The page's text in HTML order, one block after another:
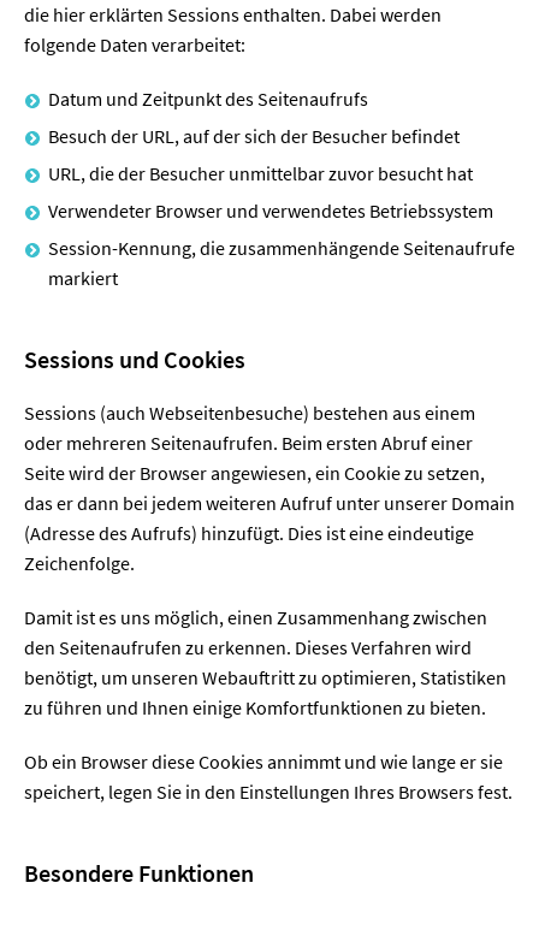
die hier erklärten Sessions enthalten. Dabei werden
folgende Daten verarbeitet:
Datum und Zeitpunkt des Seitenaufrufs
Besuch der URL, auf der sich der Besucher befindet
URL, die der Besucher unmittelbar zuvor besucht hat
Verwendeter Browser und verwendetes Betriebssystem
Session-Kennung, die zusammenhängende Seitenaufrufe
markiert
Sessions und Cookies
Sessions (auch Webseitenbesuche) bestehen aus einem
oder mehreren Seitenaufrufen. Beim ersten Abruf einer
Seite wird der Browser angewiesen, ein Cookie zu setzen,
das er dann bei jedem weiteren Aufruf unter unserer Domain
(Adresse des Aufrufs) hinzufügt. Dies ist eine eindeutige
Zeichenfolge.
Damit ist es uns möglich, einen Zusammenhang zwischen
den Seitenaufrufen zu erkennen. Dieses Verfahren wird
benötigt, um unseren Webauftritt zu optimieren, Statistiken
zu führen und Ihnen einige Komfortfunktionen zu bieten.
Ob ein Browser diese Cookies annimmt und wie lange er sie
speichert, legen Sie in den Einstellungen Ihres Browsers fest.
Besondere Funktionen